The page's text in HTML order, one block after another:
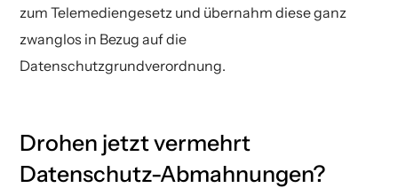
zum Telemediengesetz und übernahm diese ganz
zwanglos in Bezug auf die
Datenschutzgrundverordnung.
Drohen jetzt vermehrt
Datenschutz-Abmahnungen?